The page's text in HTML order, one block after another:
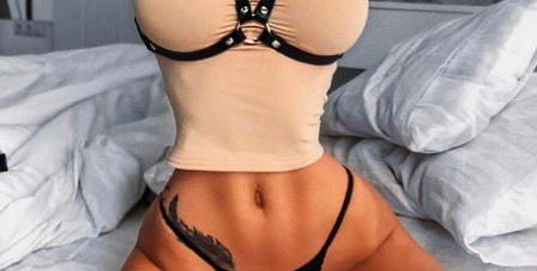
Videa
Sledujte prima+
Přihlášení